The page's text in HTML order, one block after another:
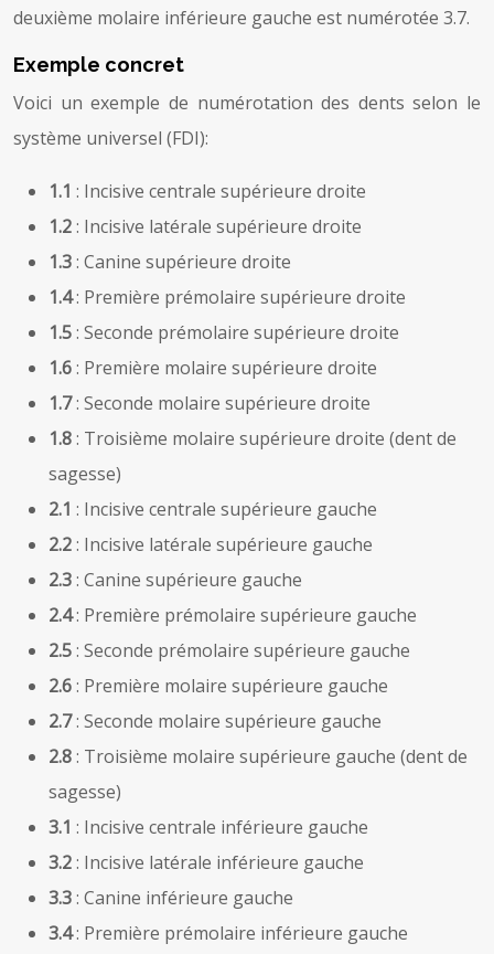
deuxième molaire inférieure gauche est numérotée 3.7.
Exemple concret
Voici un exemple de numérotation des dents selon le
système universel (FDI):
1.1 : Incisive centrale supérieure droite
1.2: Incisive latérale supérieure droite
1.3: Canine supérieure droite
1.4: Première prémolaire supérieure droite
1.5: Seconde prémolaire supérieure droite
1.6: Première molaire supérieure droite
1.7: Seconde molaire supérieure droite
1.8: Troisième molaire supérieure droite (dent de
sagesse)
2.1 : Incisive centrale supérieure gauche
2.2: Incisive latérale supérieure gauche
2.3: Canine supérieure gauche
2.4: Première prémolaire supérieure gauche
2.5: Seconde prémolaire supérieure gauche
2.6: Première molaire supérieure gauche
2.7: Seconde molaire supérieure gauche
2.8: Troisième molaire supérieure gauche (dent de
sagesse)
3.1 : Incisive centrale inférieure gauche
3.2: Incisive latérale inférieure gauche
3.3: Canine inférieure gauche
3.4: Première prémolaire inférieure gauche